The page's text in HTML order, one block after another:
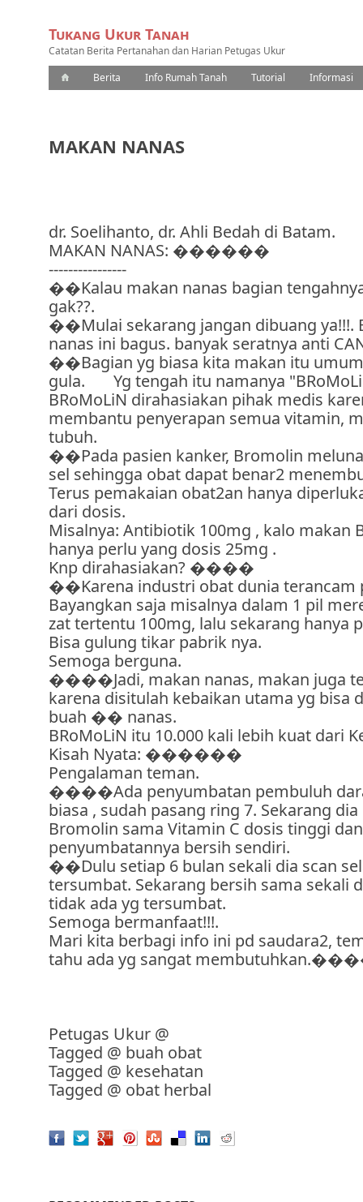
Tukang Ukur Tanah
Catatan Berita Pertanahan dan Harian Petugas Ukur
Berita
Info Rumah Tanah Tutorial Informasi
MAKAN NANAS
dr. Soelihanto, dr. Ahli Bedah di Batam.
MAKAN NANAS: ������
----------------
��Kalau makan nanas bagian
gak??.
��Mulai sekarang jangan dibuang ya!!!.
nanas ini bagus. banyak seratnya anti
��Bagian yg biasa kita makan itu
gula. Yg tengah itu namanya
BRoMoLiN dirahasiakan pihak medis
membantu penyerapan semua vitamin,
tubuh.
��Pada pasien kanker, Bromolin
sel sehingga obat dapat benar2
Terus pemakaian obat2an hanya
dari dosis.
Misalnya: Antibiotik 100mg , kalo makan
hanya perlu yang dosis 25mg .
Knp dirahasiakan? ����
��Karena industri obat dunia terancam
Bayangkan saja misalnya dalam 1 pil
zat tertentu 100mg, lalu sekarang hanya
Bisa gulung tikar pabrik nya.
Semoga berguna.
����Jadi, makan nanas, makan juga
karena disitulah kebaikan utama yg bisa
buah �� nanas.
BRoMoLiN itu 10.000 kali lebih kuat dari
Kisah Nyata: ​������
Pengalaman teman.
����Ada penyumbatan pembuluh
biasa , sudah pasang ring 7. Sekarang
Bromolin sama Vitamin C dosis tinggi dan
penyumbatannya bersih sendiri.
��Dulu setiap 6 bulan sekali dia scan
tersumbat. Sekarang bersih sama sekali
tidak ada yg tersumbat.
Semoga bermanfaat!!!.
Mari kita berbagi info ini pd saudara2,
tahu ada yg sangat
Petugas Ukur @
Tagged @ buah obat
Tagged @ kesehatan
Tagged @ obat herbal